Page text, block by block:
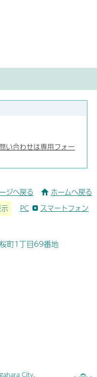
い合わせは専用フォー
ジへ戻る ホームへ戻る
PC スマートフォン
町1丁目69番地
City.